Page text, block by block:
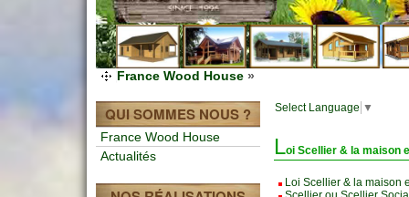
France Wood House »
QUI SOMMES NOUS ?
France Wood House
Actualités
Select Language ▼
Loi Scellier & la maison
Loi Scellier & la maison